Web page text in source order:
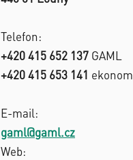
Telefon:
+420 415 652 137 GAML
+420 415 653 141 ekonom
E-mail:
gaml@gaml.cz
Web: